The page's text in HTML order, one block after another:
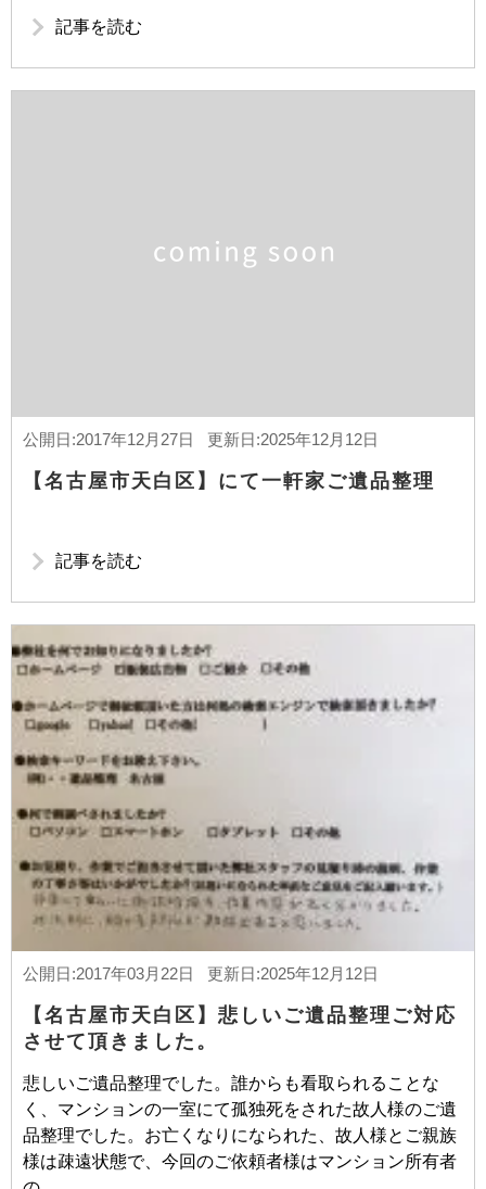
記事を読む
公開日:2017年12月27日 更新日:2025年12月12日
【名古屋市天白区】にて一軒家ご遺品整理
記事を読む
公開日:2017年03月22日 更新日:2025年12月12日
【名古屋市天白区】悲しいご遺品整理ご対応
させて頂きました。
悲しいご遺品整理でした。誰からも看取られることな
く、マンションの一室にて孤独死をされた故人様のご遺
品整理でした。お亡くなりになられた、故人様とご親族
様は疎遠状態で、今回のご依頼者様はマンション所有者